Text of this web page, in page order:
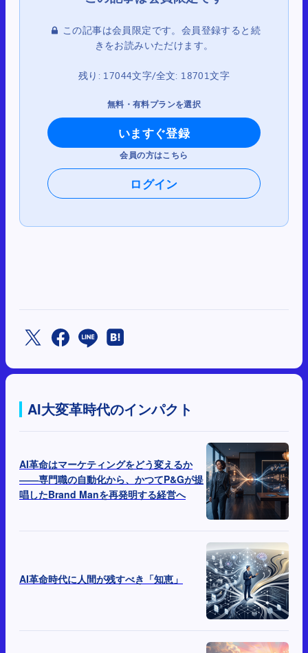
この記事は会員限定です。会員登録すると続
きをお読みいただけます。
残り: 17044文字/全文: 18701文字
無料・有料プランを選択
いますぐ登録
会員の方はこちら
ログイン
AI大変革時代のインパクト
AI革命はマーケティングをどう変えるか
――専門職の自動化から、かつてP&Gが提
唱したBrand Manを再発明する経営へ
AI革命時代に人間が残すべき「知恵」